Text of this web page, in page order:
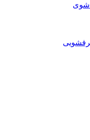
شوی